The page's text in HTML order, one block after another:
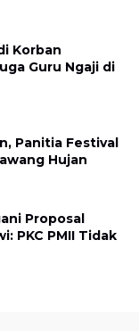
Korban
Guru Ngaji di
Panitia Festival
Hujan
Proposal
PKC PMII Tidak